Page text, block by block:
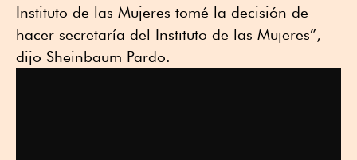
Instituto de las Mujeres tomé la decisión de
hacer secretaría del Instituto de las Mujeres”,
dijo Sheinbaum Pardo.